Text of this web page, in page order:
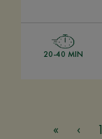
20-40 MIN
1